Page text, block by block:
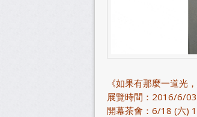
《如果有那麼一道光
展覽時間：2016/6/
開幕茶會：6/18 (六)